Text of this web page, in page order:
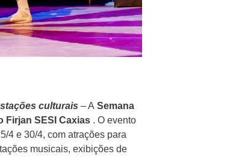
culturais – A Semana
Firjan SESI Caxias . O evento
4 e 30/4, com atrações para
musicais, exibições de